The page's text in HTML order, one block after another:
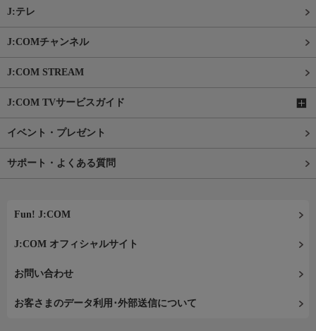
J:テレ
J:COMチャンネル
J:COM STREAM
J:COM TVサービスガイド
イベント・プレゼント
サポート・よくある質問
Fun! J:COM
J:COM オフィシャルサイト
お問い合わせ
お客さまのデータ利用･外部送信について